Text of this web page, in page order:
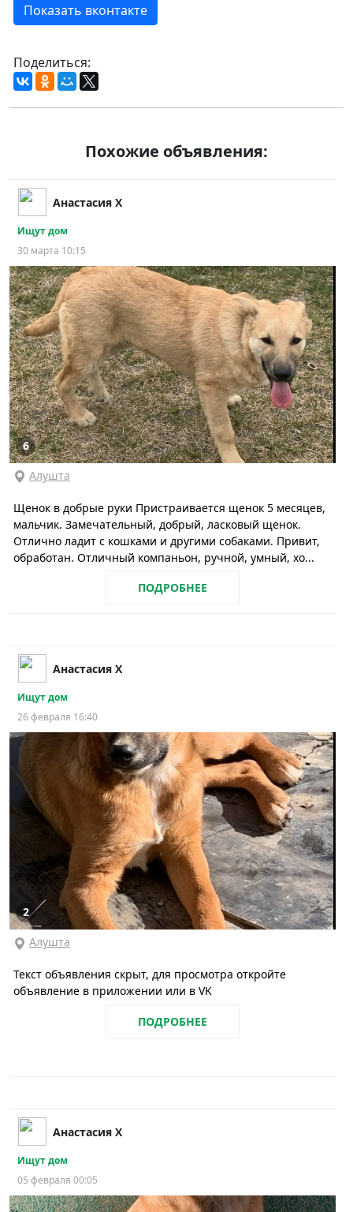
Показать вконтакте
Поделиться:
Похожие объявления:
Анастасия Х
Ищут дом
30 марта 10:15
6
Алушта
Щенок в добрые руки Пристраивается щенок 5 месяцев,
мальчик. Замечательный, добрый, ласковый щенок.
Отлично ладит с кошками и другими собаками. Привит,
обработан. Отличный компаньон, ручной, умный, хо...
ПОДРОБНЕЕ
Анастасия Х
Ищут дом
26 февраля 16:40
2
Алушта
Текст объявления скрыт, для просмотра откройте
объявление в приложении или в VK
ПОДРОБНЕЕ
Анастасия Х
Ищут дом
05 февраля 00:05